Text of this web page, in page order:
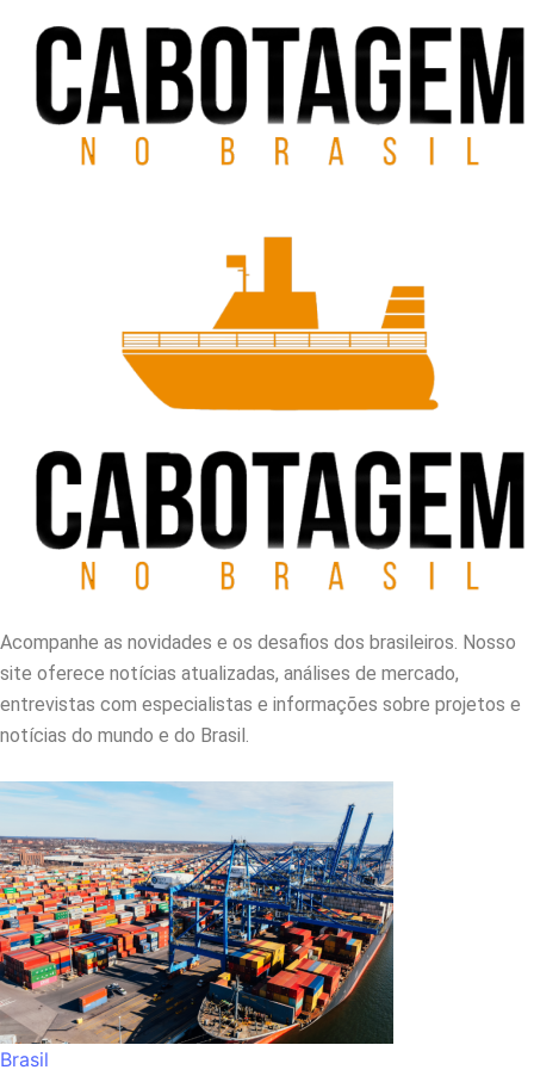
Acompanhe as novidades e os desafios dos brasileiros. Nosso
site oferece notícias atualizadas, análises de mercado,
entrevistas com especialistas e informações sobre projetos e
notícias do mundo e do Brasil.
Brasil